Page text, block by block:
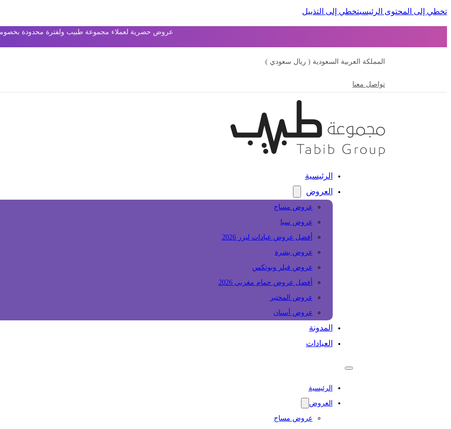
تخطي إلى المحتوى الرئيسيتخطي إلى التذييل
عروض حصرية لعملاء مجموعة طبيب ولفترة محدودة بخصومات
المملكة العربية السعودية ( ريال سعودي )
تواصل معنا
الرئيسية
العروض
عروض مساج
عروض سبا
أفضل عروض عيادات ليزر 2026
عروض بشرة
عروض فيلر وبوتكس
أفضل عروض حمام مغربي 2026
عروض المختبر
عروض أسنان
المدونة
العيادات
الرئيسية
العروض
عروض مساج